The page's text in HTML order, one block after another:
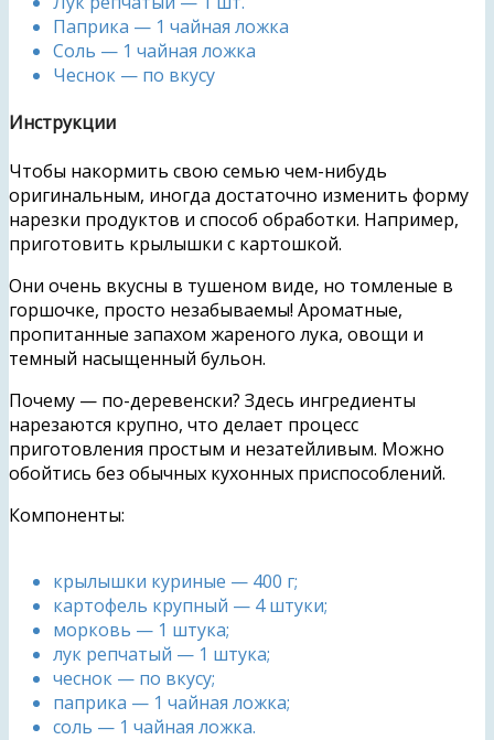
Паприка — 1 чайная ложка
Соль — 1 чайная ложка
Чеснок — по вкусу
Инструкции
Чтобы накормить свою семью чем-нибудь
оригинальным, иногда достаточно изменить форму
нарезки продуктов и способ обработки. Например,
приготовить крылышки с картошкой.
Они очень вкусны в тушеном виде, но томленые в
горшочке, просто незабываемы! Ароматные,
пропитанные запахом жареного лука, овощи и
темный насыщенный бульон.
Почему — по-деревенски? Здесь ингредиенты
нарезаются крупно, что делает процесс
приготовления простым и незатейливым. Можно
обойтись без обычных кухонных приспособлений.
Компоненты:
крылышки куриные — 400 г;
картофель крупный — 4 штуки;
морковь — 1 штука;
лук репчатый — 1 штука;
чеснок — по вкусу;
паприка — 1 чайная ложка;
соль — 1 чайная ложка.